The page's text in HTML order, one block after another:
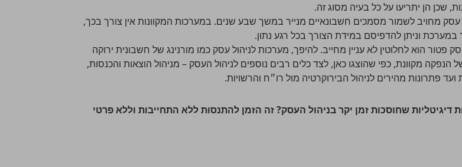
שכן הן יתריעו על כל בעיה מסוג זה.
מחויבלשמור מסמכים חשבונאיים מנייר במשך שבע שנים. במערכות המקוונות אין צורך בכך,
וניתן להדפיסם במידת הצורך בכל רגע נתון.
הוא לחלוטין לא עניין מחייב. להיפך, מערכות לניהול עסק כמו מורנינג של חשבונית ירוקה
הנפקה מקוונת, כפי שהוצגו כאן, לצד כלים רבים נוספים לניהול העסק – מניהול הוצאות והכנסות,
פתרונות מהירים לניהול הבירוקרטיה מול רו״ח והרשויות.
שחוסכות זמן יקר בניהול העסק? זה הזמן להתנסות ללא התחייבות וללא פרטי